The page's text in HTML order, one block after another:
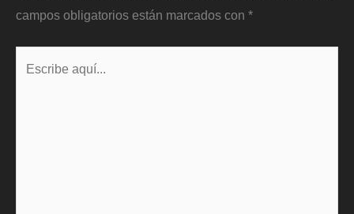
campos obligatorios están marcados con *